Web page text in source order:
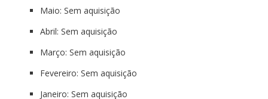
Maio: Sem aquisição
Abril: Sem aquisição
Março: Sem aquisição
Fevereiro: Sem aquisição
Janeiro: Sem aquisição